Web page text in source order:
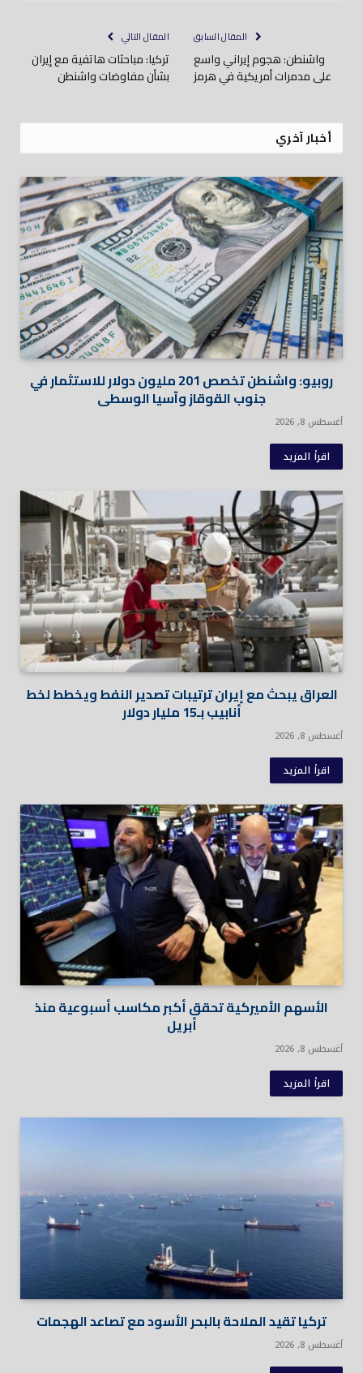
المقال السابق
واشنطن: هجوم إيراني واسع
على مدمرات أمريكية في هرمز
المقال التالي
تركيا: مباحثات هاتفية مع إيران
بشأن مفاوضات واشنطن
أخبار آخري
روبيو: واشنطن تخصص 201 مليون دولار للاستثمار في
جنوب القوقاز وآسيا الوسطى
أغسطس 8, 2026
اقرأ المزيد
العراق يبحث مع إيران ترتيبات تصدير النفط ويخطط لخط
أنابيب بـ15 مليار دولار
أغسطس 8, 2026
اقرأ المزيد
الأسهم الأميركية تحقق أكبر مكاسب أسبوعية منذ
أبريل
أغسطس 8, 2026
اقرأ المزيد
تركيا تقيد الملاحة بالبحر الأسود مع تصاعد الهجمات
أغسطس 8, 2026